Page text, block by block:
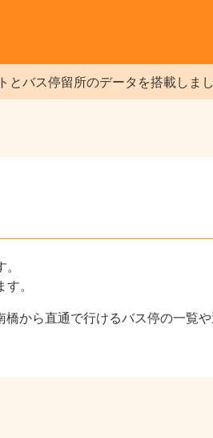
バス停留所のデータを搭載しまし
。
から直通で行けるバス停の一覧